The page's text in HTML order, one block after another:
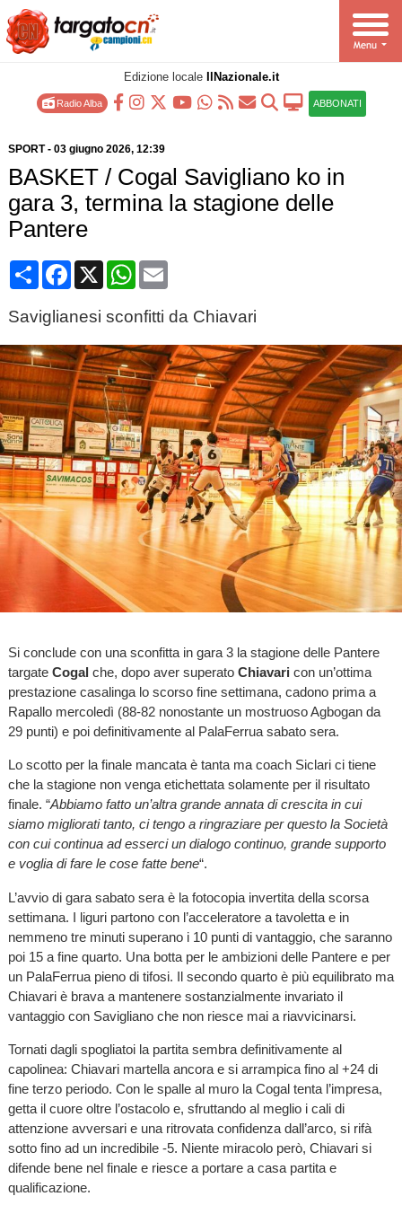
Edizione locale IlNazionale.it
Radio Alba ABBONATI
SPORT- 03 giugno 2026, 12:39
BASKET / Cogal Savigliano ko in
gara 3, termina la stagione delle
Pantere
CondividiFacebook
X WhatsApp
Email
Saviglianesi sconfitti da Chiavari
Si conclude con una sconfitta in gara 3 la stagione delle Pantere
targate Cogal che, dopo aver superatoChiavari con un’ottima
prestazione casalinga lo scorso fine settimana, cadono prima a
Rapallo mercoledì (88-82 nonostante un mostruoso Agbogan da
29 punti) e poi definitivamente al PalaFerrua sabato sera.
Lo scotto per la finale mancata è tanta ma coach Siclari ci tiene
che la stagione non venga etichettata solamente per il risultato
finale. “Abbiamo fatto un’altra grande annata di crescita in cui
siamo migliorati tanto, ci tengo a ringraziare per questo la Società
con cui continua ad esserci un dialogo continuo, grande supporto
e voglia di fare le cose fatte bene“.
L’avvio di gara sabato sera è la fotocopia invertita della scorsa
settimana. I liguri partono con l’acceleratore a tavoletta e in
nemmeno tre minuti superano i 10 punti di vantaggio, che saranno
poi 15 a fine quarto. Una botta per le ambizioni delle Pantere e per
un PalaFerrua pieno di tifosi. Il secondo quarto è più equilibrato ma
Chiavari è brava a mantenere sostanzialmente invariato il
vantaggio con Savigliano che non riesce mai a riavvicinarsi.
Tornati dagli spogliatoi la partita sembra definitivamente al
capolinea: Chiavari martella ancora e si arrampica fino al +24 di
fine terzo periodo. Con le spalle al muro la Cogal tenta l’impresa,
getta il cuore oltre l’ostacolo e, sfruttando al meglio i cali di
attenzione avversari e una ritrovata confidenza dall’arco, si rifà
sotto fino ad un incredibile -5. Niente miracolo però, Chiavari si
difende bene nel finale e riesce a portare a casa partita e
qualificazione.